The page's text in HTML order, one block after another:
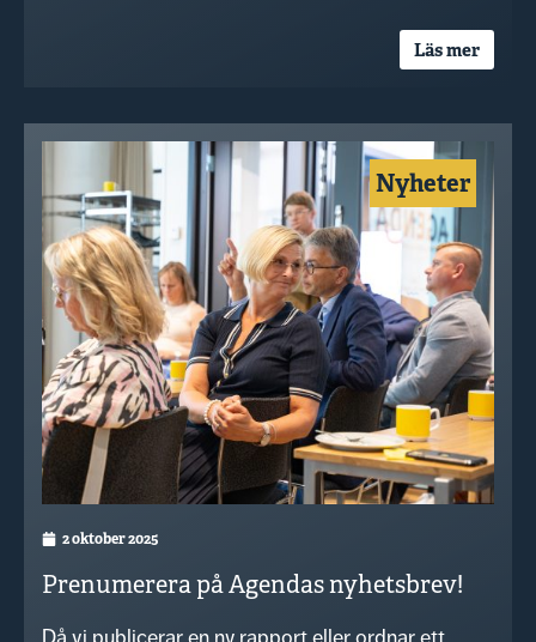
Läs mer
Nyheter
2 oktober 2025
Prenumerera på Agendas nyhetsbrev!
Då vi publicerar en ny rapport eller ordnar ett